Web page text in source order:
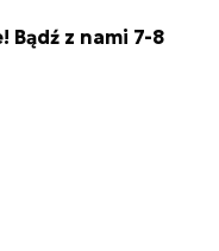
Bądź z nami 7-8